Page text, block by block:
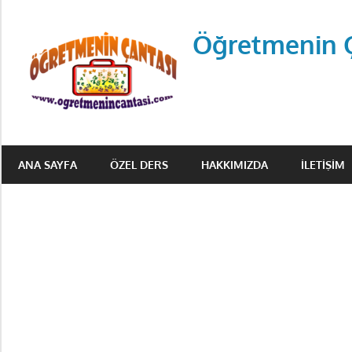
content
Öğretmenin
Halka
ANA SAYFA ÖZEL DERS HAKKIMIZDA İLETIŞIM